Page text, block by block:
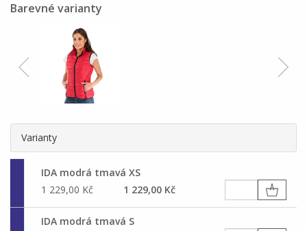
Barevné varianty
Varianty
IDA modrá tmavá XS
1 229,00 Kč
1 229,00 Kč
IDA modrá tmavá S